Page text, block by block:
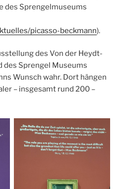
des Sprengelmuseums
picasso-beckmann).
des Von der Heydt-
des Sprengel Museums
Wunsch wahr. Dort hängen
– insgesamt rund 200 –